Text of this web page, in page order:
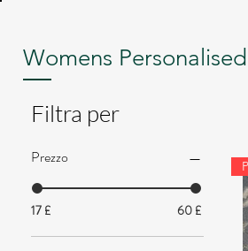
Womens
Filtra per
Prezzo
17 £ 60 £